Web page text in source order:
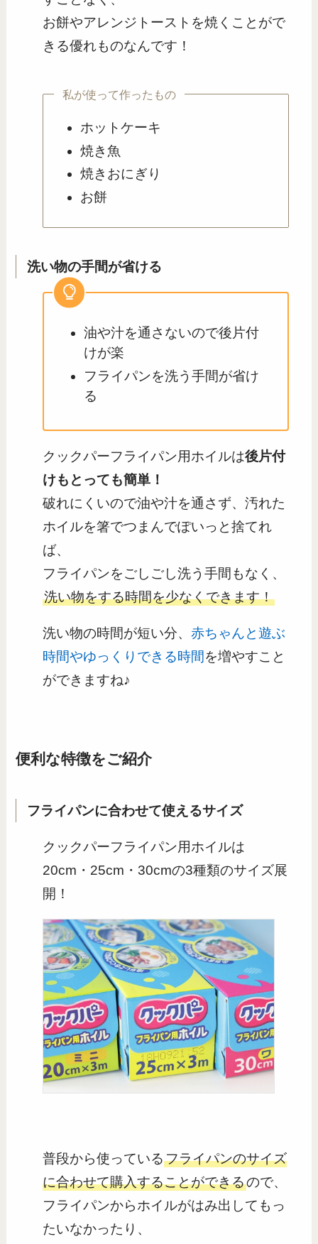
お餅やアレンジトーストを焼くことがで
きる優れものなんです！
私が使って作ったもの
ホットケーキ
焼き魚
焼きおにぎり
お餅
洗い物の手間が省ける
油や汁を通さないので後片付
けが楽
フライパンを洗う手間が省け
る
クックパーフライパン用ホイルは後片付
けもとっても簡単！
破れにくいので油や汁を通さず、汚れた
ホイルを箸でつまんでぽいっと捨てれ
ば、
フライパンをごしごし洗う手間もなく、
洗い物をする時間を少なくできます！
洗い物の時間が短い分、赤ちゃんと遊ぶ
時間やゆっくりできる時間を増やすこと
ができますね♪
便利な特徴をご紹介
フライパンに合わせて使えるサイズ
クックパーフライパン用ホイルは
20cm・25cm・30cmの3種類のサイズ展
開！
普段から使っているフライパンのサイズ
に合わせて購入することができるので、
フライパンからホイルがはみ出してもっ
たいなかったり、